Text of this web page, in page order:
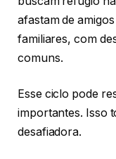
afastam de
familiares, com
comuns.
Esse ciclo pode
importantes. Isso
desafiadora.